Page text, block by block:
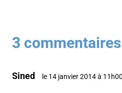
3 commentaires
Sined le 14 janvier 2014 à 11h00